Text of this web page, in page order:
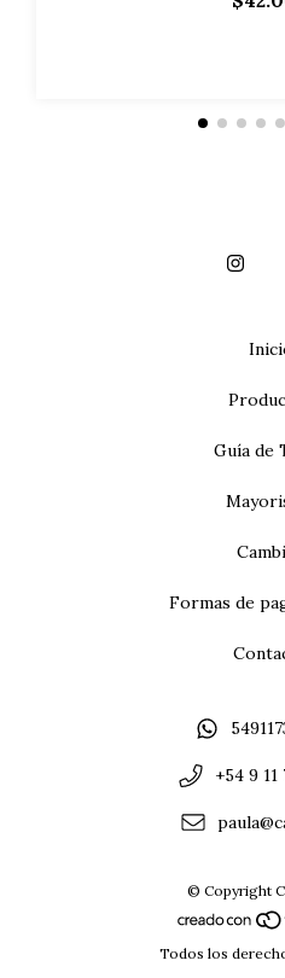
Guía de
Formas de
+54 9
© Copyright
Todos los